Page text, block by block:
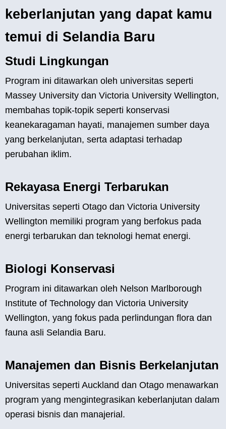
keberlanjutan yang dapat kamu
temui di Selandia Baru
Studi Lingkungan
Program ini ditawarkan oleh universitas seperti
Massey University dan Victoria University Wellington,
membahas topik-topik seperti konservasi
keanekaragaman hayati, manajemen sumber daya
yang berkelanjutan, serta adaptasi terhadap
perubahan iklim.
Rekayasa Energi Terbarukan
Universitas seperti Otago dan Victoria University
Wellington memiliki program yang berfokus pada
energi terbarukan dan teknologi hemat energi.
Biologi Konservasi
Program ini ditawarkan oleh Nelson Marlborough
Institute of Technology dan Victoria University
Wellington, yang fokus pada perlindungan flora dan
fauna asli Selandia Baru.
Manajemen dan Bisnis Berkelanjutan
Universitas seperti Auckland dan Otago menawarkan
program yang mengintegrasikan keberlanjutan dalam
operasi bisnis dan manajerial.